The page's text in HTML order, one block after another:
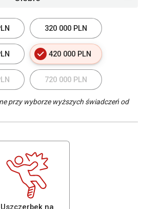
320 000 PLN
420 000 PLN
720 000 PLN
przy wyborze wyższych świadczeń od
Uszczerbek na